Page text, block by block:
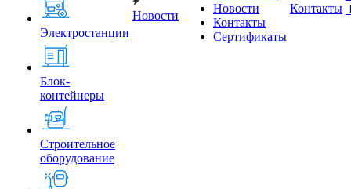
Электростанции
Блок-
контейнеры
Строительное
оборудование
Новости
Новости
Контакты
Сертификаты
Контакты